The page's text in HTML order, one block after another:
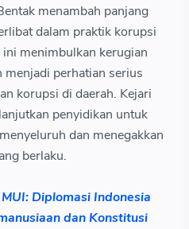
menambah panjang
dalam praktik korupsi
menimbulkan kerugian
menjadi perhatian serius
korupsi di daerah. Kejari
penyidikan untuk
dan menegakkan
berlaku.
Diplomasi Indonesia
dan Konstitusi